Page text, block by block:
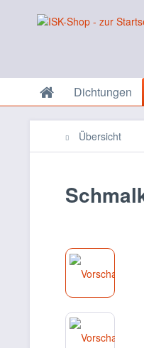
Dichtungen
Übersicht